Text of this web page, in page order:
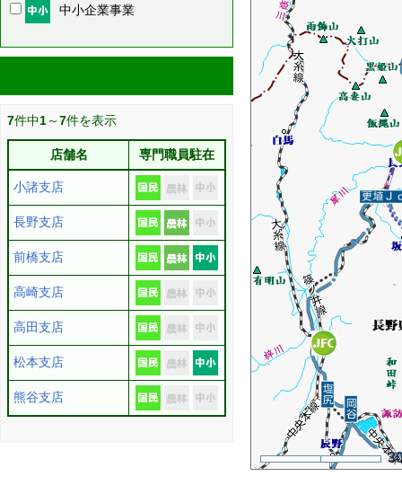
中小企業事業
7件中1～7件を表示
店舗名 専門職員駐在
小諸支店
長野支店
前橋支店
高崎支店
高田支店
松本支店
熊谷支店